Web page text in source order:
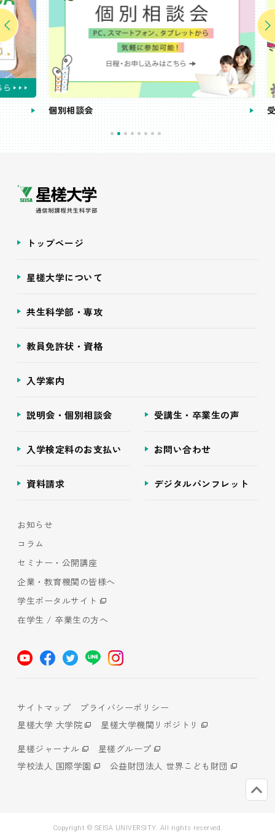
個別相談会 受講
トップページ
星槎大学について
共生科学部・専攻
教員免許状・資格
入学案内
説明会・個別相談会 受講生・卒業生の声
入学検定料のお支払い お問い合わせ
資料請求 デジタルパンフレット
お知らせ
コラム
セミナー・公開講座
企業・教育機関の皆様へ
学生ポータルサイト
在学生 / 卒業生の方へ
サイトマップ
プライバシーポリシー
星槎大学 大学院
星槎大学機関リポジトリ
星槎ジャーナル
星槎グループ
学校法人 国際学園
公益財団法人 世界こども財団
Copyright © SEISA UNIVERSITY. All rights reserved.